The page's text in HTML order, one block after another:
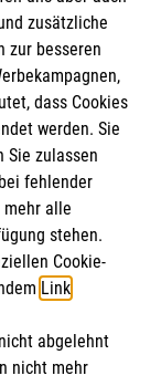
zusätzliche
zur besseren
dass Cookies
werden. Sie
Sie zulassen
fehlender
alle
stehen.
Cookie-
Link.
abgelehnt
nicht mehr